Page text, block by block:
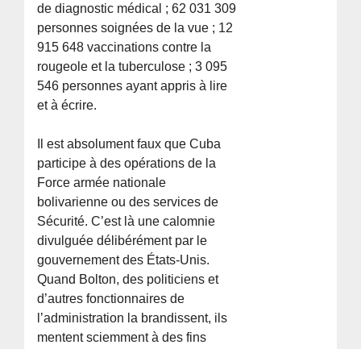
de diagnostic médical ; 62 031 309
personnes soignées de la vue ; 12
915 648 vaccinations contre la
rougeole et la tuberculose ; 3 095
546 personnes ayant appris à lire
et à écrire.
Il est absolument faux que Cuba
participe à des opérations de la
Force armée nationale
bolivarienne ou des services de
Sécurité. C’est là une calomnie
divulguée délibérément par le
gouvernement des États-Unis.
Quand Bolton, des politiciens et
d’autres fonctionnaires de
l’administration la brandissent, ils
mentent sciemment à des fins